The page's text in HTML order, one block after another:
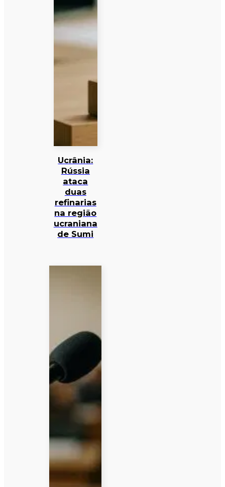
Ucrânia:
Rússia
ataca
duas
refinarias
na região
ucraniana
de Sumi